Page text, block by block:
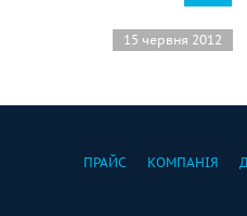
15 червня 2012
ПРАЙС КОМПАНІЯ